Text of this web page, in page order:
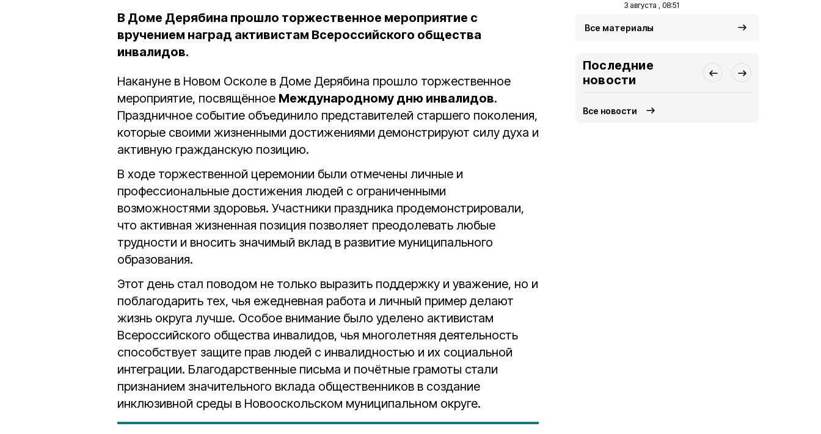
В Доме Дерябина прошло торжественное мероприятие с
вручением наград активистам Всероссийского общества
инвалидов.
Накануне в Новом Осколе в Доме Дерябина прошло торжественное
мероприятие, посвящённое Международному дню инвалидов.
Праздничное событие объединило представителей старшего поколения,
которые своими жизненными достижениями демонстрируют силу духа и
активную гражданскую позицию.
В ходе торжественной церемонии были отмечены личные и
профессиональные достижения людей с ограниченными
возможностями здоровья. Участники праздника продемонстрировали,
что активная жизненная позиция позволяет преодолевать любые
трудности и вносить значимый вклад в развитие муниципального
образования.
Этот день стал поводом не только выразить поддержку и уважение, но и
поблагодарить тех, чья ежедневная работа и личный пример делают
жизнь округа лучше. Особое внимание было уделено активистам
Всероссийского общества инвалидов, чья многолетняя деятельность
способствует защите прав людей с инвалидностью и их социальной
интеграции. Благодарственные письма и почётные грамоты стали
признанием значительного вклада общественников в создание
инклюзивной среды в Новооскольском муниципальном округе.
3 августа , 08:51
Все материалы
Последние
новости
Все новости